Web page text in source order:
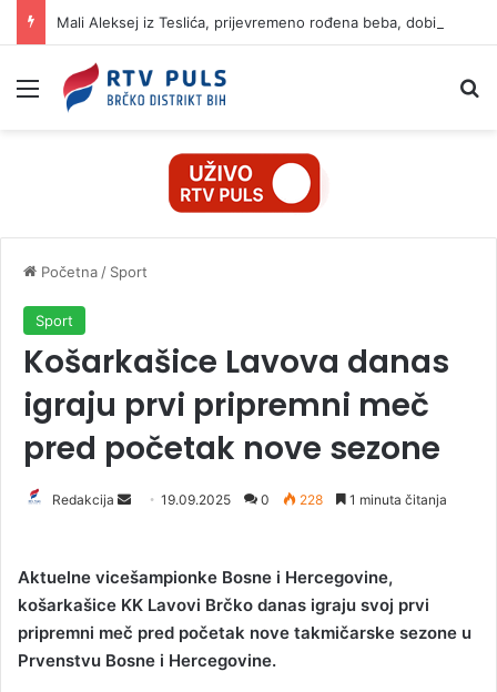
Izbornik
Početna / Sport
Sport
Košarkašice Lavova danas
igraju prvi pripremni meč
pred početak nove sezone
Redakcija
d
a
n
e
19.09.2025 0 228 1 minuta čitanja
Aktuelne vicešampionke Bosne i Hercegovine,
košarkašice KK Lavovi Brčko danas igraju svoj prvi
pripremni meč pred početak nove takmičarske sezone u
Prvenstvu Bosne i Hercegovine.